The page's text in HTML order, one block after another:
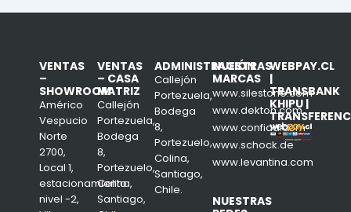
VENTAS
–
SHOWROOM
Américo
Vespucio
Norte
2700,
Local 1,
estacionamiento
nivel -2,
VENTAS
– CASA
MATRIZ
Callejón
Portezuela,
Bodega
8,
Portezuelo,
Colina,
Santiago,
ADMINISTRACIÓN
Callejón
Portezuela,
Bodega
8,
Portezuelo,
Colina,
Santiago,
Chile.
NUESTRAS
MARCAS
www.silestone.com
www.dekton.com
www.confiad.com
www.schock.de
www.levantina.com
NUESTRAS
WEBPAY.CL
|
TRANSBANK
KHIPU |